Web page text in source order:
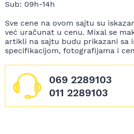
Sub: 09h-14h
Sve cene na ovom sajtu su
već uračunat u cenu. Mixal se
artikli na sajtu budu prikazani sa
specifikacijom, fotografijama i
069 2289103
011 2289103